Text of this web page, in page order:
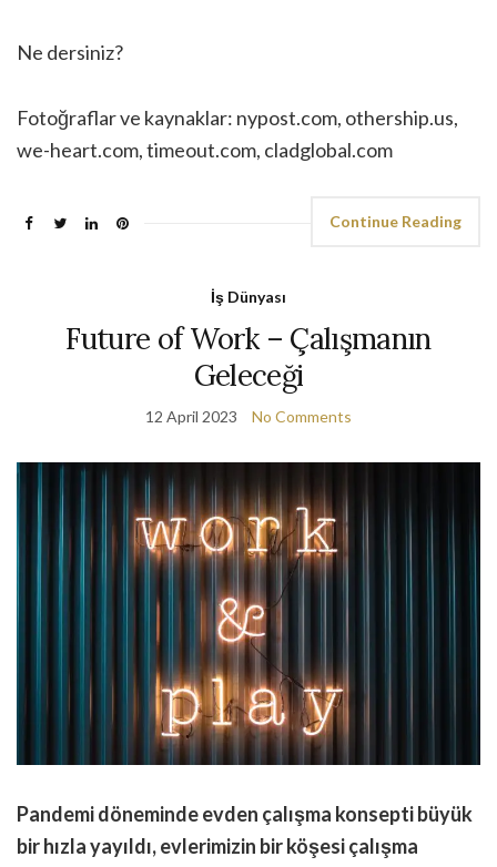
Ne dersiniz?
Fotoğraflar ve kaynaklar: nypost.com, othership.us,
we-heart.com, timeout.com, cladglobal.com
Continue Reading
İş Dünyası
Future of Work – Çalışmanın
Geleceği
12 April 2023 No Comments
Pandemi döneminde evden çalışma konsepti büyük
bir hızla yayıldı, evlerimizin bir köşesi çalışma